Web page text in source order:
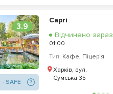
3.9
SAFE
Capri
Відчинено зараз
01:00
Тип: Кафе, Піцерія
Харків, вул.
Сумська 35